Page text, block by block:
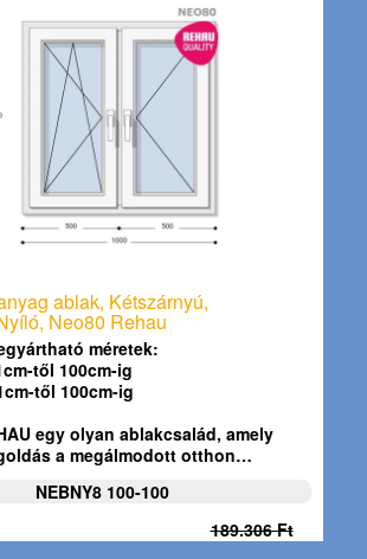
ablak, Kétszárnyú,
Neo80 Rehau
méretek:
től 100cm-ig
től 100cm-ig
egy olyan ablakcsalád, amely
a megálmodott otthon…
NEBNY8 100-100
189.306 Ft